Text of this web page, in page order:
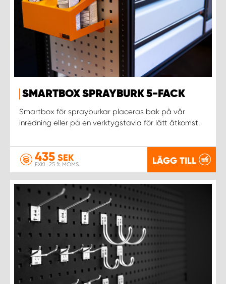
SMARTBOX SPRAYBURK 5-FACK
Smartbox för sprayburkar placeras bak på vår
inredning eller på en verktygstavla för lätt åtkomst.
435 SEK
EXKL. 25 % MOMS LÄGG TILL